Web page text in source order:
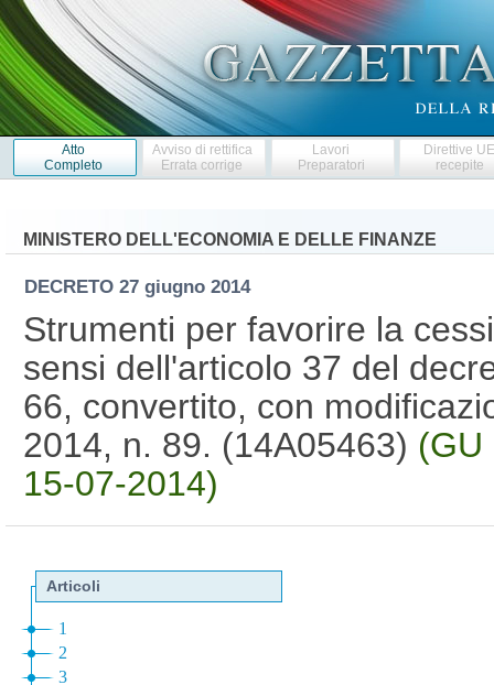
Atto
Completo
Avviso di rettifica
Errata corrige
Lavori
Preparatori
Direttive
recepite
MINISTERO DELL'ECONOMIA E DELLE FINANZE
DECRETO 27 giugno 2014
Strumenti per favorire la
sensi dell'articolo 37 del
66, convertito, con
2014, n. 89. (14A05463) (GU
15-07-2014)